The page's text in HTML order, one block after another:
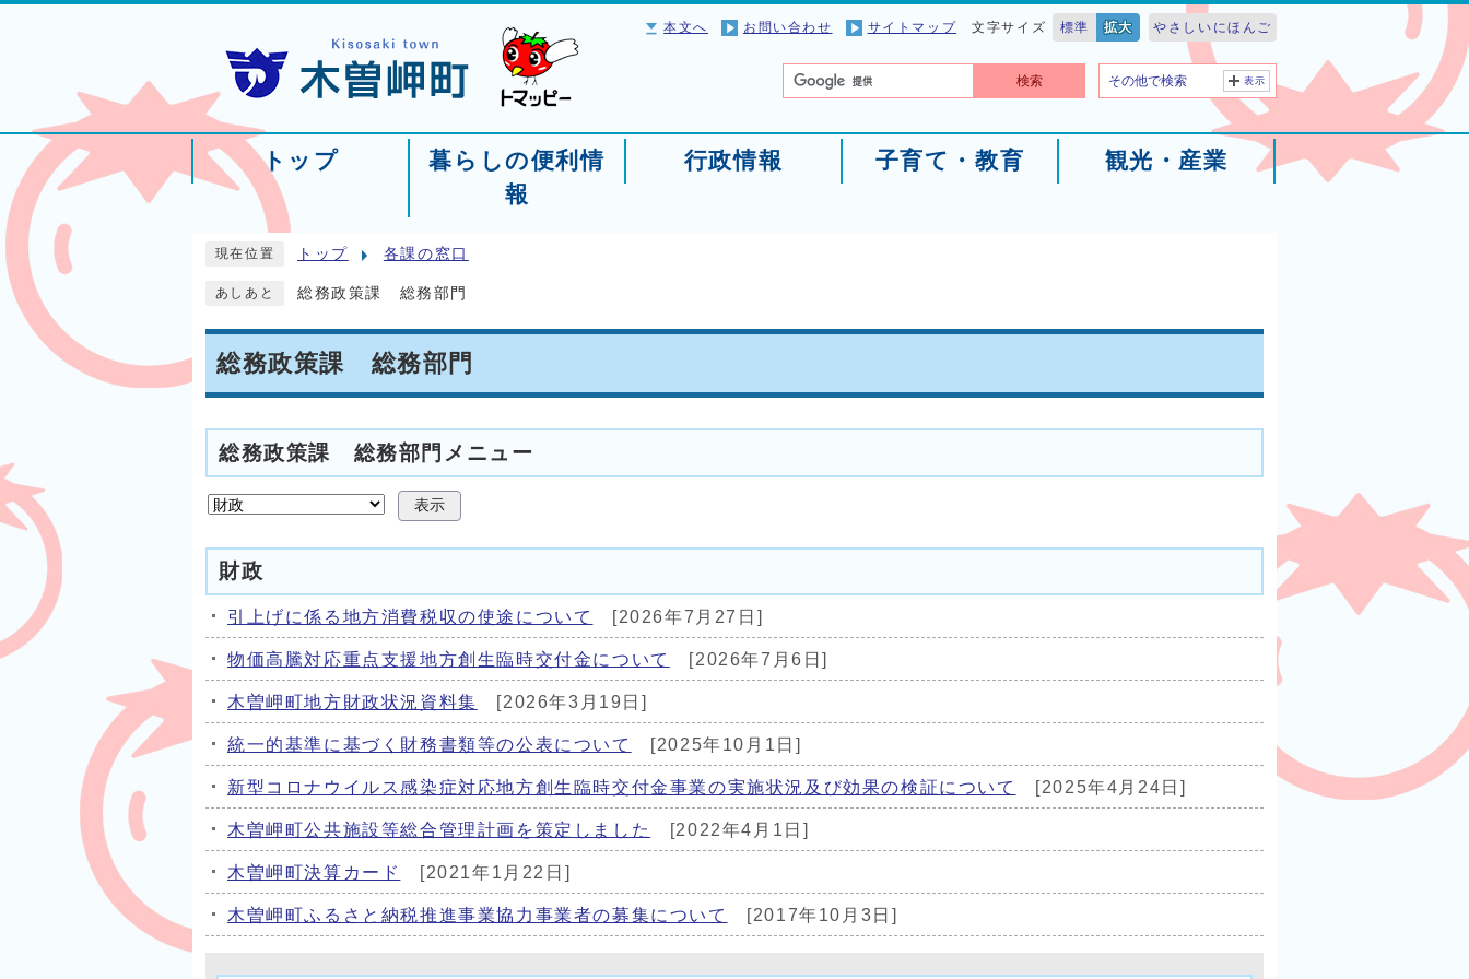
本文へ お問い合わせ サイトマップ 文字サイズ 標準 拡大 やさしいにほんご
検索 その他で検索 表示
トップ
暮らしの便利情
報
行政情報 子育て・教育 観光・産業
現在位置 トップ 各課の窓口
あしあと 総務政策課 総務部門
総務政策課 総務部門
総務政策課 総務部門メニュー
表示
財政
引上げに係る地方消費税収の使途について [2026年7月27日]
物価高騰対応重点支援地方創生臨時交付金について [2026年7月6日]
木曽岬町地方財政状況資料集 [2026年3月19日]
統一的基準に基づく財務書類等の公表について [2025年10月1日]
新型コロナウイルス感染症対応地方創生臨時交付金事業の実施状況及び効果の検証について [2025年4月24日]
木曽岬町公共施設等総合管理計画を策定しました [2022年4月1日]
木曽岬町決算カード [2021年1月22日]
木曽岬町ふるさと納税推進事業協力事業者の募集について [2017年10月3日]